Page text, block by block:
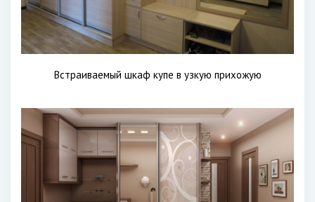
Встраиваемый шкаф купе в узкую прихожую